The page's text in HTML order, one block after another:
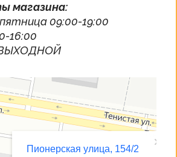
магазина:
09:00-19:00
16:00
ВЫХОДНОЙ
2 — Яндекс Карты